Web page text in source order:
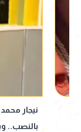
نيجار محمد:
بالنصب.. وبعد